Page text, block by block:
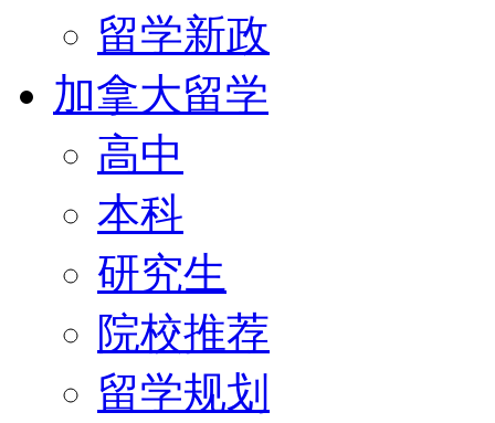
留学新政
加拿大留学
高中
本科
研究生
院校推荐
留学规划